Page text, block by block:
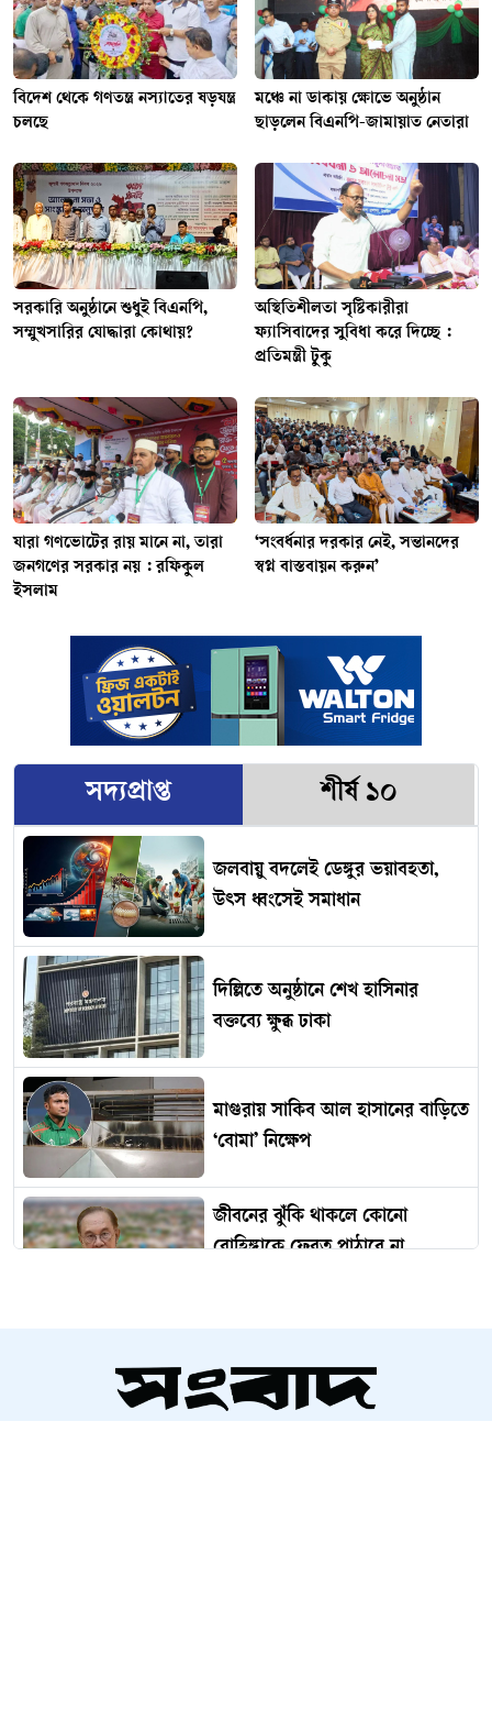
বিদেশ থেকে গণতন্ত্র নস্যাতের ষড়যন্ত্র
চলছে
মঞ্চে না ডাকায় ক্ষোভে অনুষ্ঠান
ছাড়লেন বিএনপি-জামায়াত নেতারা
সরকারি অনুষ্ঠানে শুধুই বিএনপি,
সম্মুখসারির যোদ্ধারা কোথায়?
অস্থিতিশীলতা সৃষ্টিকারীরা
ফ্যাসিবাদের সুবিধা করে দিচ্ছে :
প্রতিমন্ত্রী টুকু
যারা গণভোটের রায় মানে না, তারা
জনগণের সরকার নয় : রফিকুল
ইসলাম
‘সংবর্ধনার দরকার নেই, সন্তানদের
স্বপ্ন বাস্তবায়ন করুন’
সদ্যপ্রাপ্ত শীর্ষ ১০
জলবায়ু বদলেই ডেঙ্গুর ভয়াবহতা,
উৎস ধ্বংসেই সমাধান
দিল্লিতে অনুষ্ঠানে শেখ হাসিনার
বক্তব্যে ক্ষুব্ধ ঢাকা
মাগুরায় সাকিব আল হাসানের বাড়িতে
‘বোমা’ নিক্ষেপ
জীবনের ঝুঁকি থাকলে কোনো
রোহিঙ্গাকে ফেরত পাঠাবে না
চলছে